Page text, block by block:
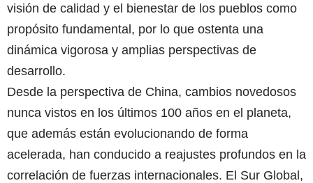
visión de calidad y el bienestar de los pueblos como
propósito fundamental, por lo que ostenta una
dinámica vigorosa y amplias perspectivas de
desarrollo.
Desde la perspectiva de China, cambios novedosos
nunca vistos en los últimos 100 años en el planeta,
que además están evolucionando de forma
acelerada, han conducido a reajustes profundos en la
correlación de fuerzas internacionales. El Sur Global,